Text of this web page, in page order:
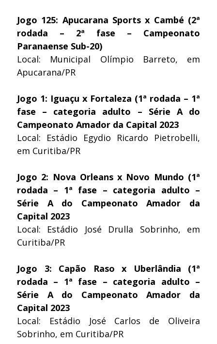
Jogo 125: Apucarana Sports x Cambé (2ª
rodada – 2ª fase – Campeonato
Paranaense Sub-20)
Local: Municipal Olímpio Barreto, em
Apucarana/PR
Jogo 1: Iguaçu x Fortaleza (1ª rodada – 1ª
fase – categoria adulto – Série A do
Campeonato Amador da Capital 2023
Local: Estádio Egydio Ricardo Pietrobelli,
em Curitiba/PR
Jogo 2: Nova Orleans x Novo Mundo (1ª
rodada – 1ª fase – categoria adulto –
Série A do Campeonato Amador da
Capital 2023
Local: Estádio José Drulla Sobrinho, em
Curitiba/PR
Jogo 3: Capão Raso x Uberlândia (1ª
rodada – 1ª fase – categoria adulto –
Série A do Campeonato Amador da
Capital 2023
Local: Estádio José Carlos de Oliveira
Sobrinho, em Curitiba/PR